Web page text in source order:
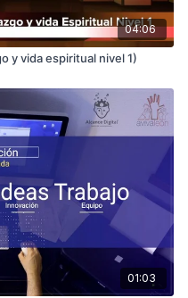
04:06
y vida espiritual nivel 1)
01:03